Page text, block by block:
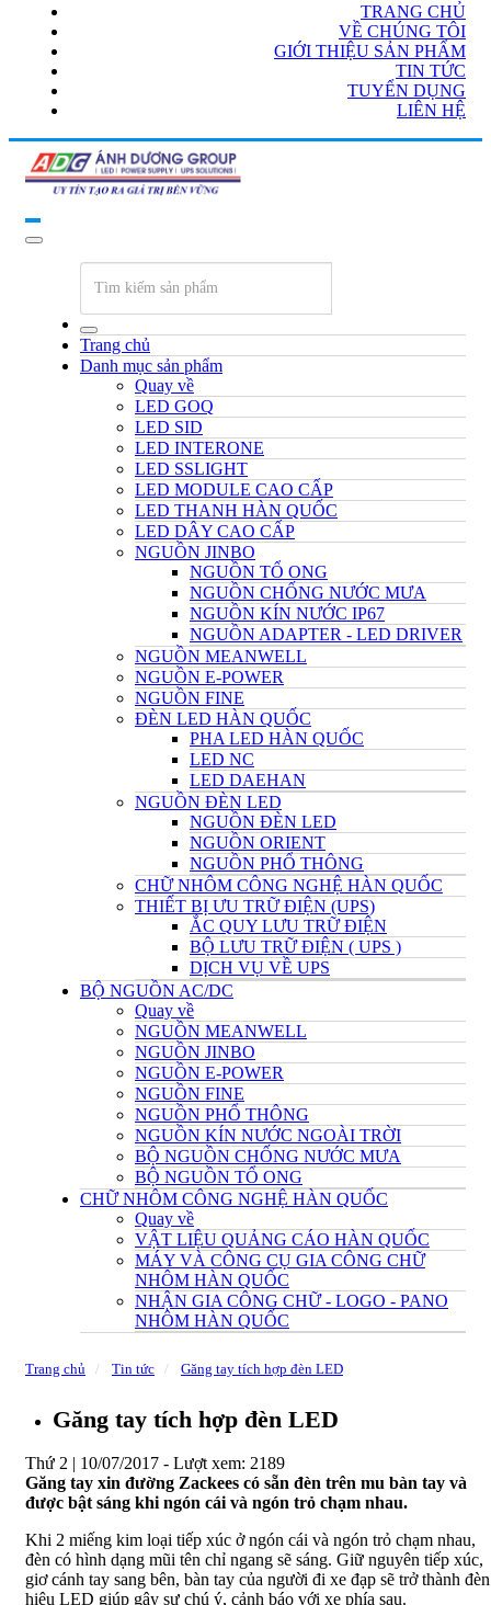
TRANG CHỦ
VỀ CHÚNG TÔI
GIỚI THIỆU SẢN PHẨM
TIN TỨC
TUYỂN DỤNG
LIÊN HỆ
Trang chủ
Danh mục sản phẩm
Quay về
LED GOQ
LED SID
LED INTERONE
LED SSLIGHT
LED MODULE CAO CẤP
LED THANH HÀN QUỐC
LED DÂY CAO CẤP
NGUỒN JINBO
NGUỒN TỔ ONG
NGUỒN CHỐNG NƯỚC MƯA
NGUỒN KÍN NƯỚC IP67
NGUỒN ADAPTER - LED DRIVER
NGUỒN MEANWELL
NGUỒN E-POWER
NGUỒN FINE
ĐÈN LED HÀN QUỐC
PHA LED HÀN QUỐC
LED NC
LED DAEHAN
NGUỒN ĐÈN LED
NGUỒN ĐÈN LED
NGUỒN ORIENT
NGUỒN PHỔ THÔNG
CHỮ NHÔM CÔNG NGHỆ HÀN QUỐC
THIẾT BỊ ƯU TRỮ ĐIỆN (UPS)
ẮC QUY LƯU TRỮ ĐIỆN
BỘ LƯU TRỮ ĐIỆN ( UPS )
DỊCH VỤ VỀ UPS
BỘ NGUỒN AC/DC
Quay về
NGUỒN MEANWELL
NGUỒN JINBO
NGUỒN E-POWER
NGUỒN FINE
NGUỒN PHỔ THÔNG
NGUỒN KÍN NƯỚC NGOÀI TRỜI
BỘ NGUỒN CHỐNG NƯỚC MƯA
BỘ NGUỒN TỔ ONG
CHỮ NHÔM CÔNG NGHỆ HÀN QUỐC
Quay về
VẬT LIỆU QUẢNG CÁO HÀN QUỐC
MÁY VÀ CÔNG CỤ GIA CÔNG CHỮ
NHÔM HÀN QUỐC
NHẬN GIA CÔNG CHỮ - LOGO - PANO
NHÔM HÀN QUỐC
Trang chủ Tin tức Găng tay tích hợp đèn LED
Găng tay tích hợp đèn LED
Thứ 2 | 10/07/2017 - Lượt xem: 2189
Găng tay xin đường Zackees có sẵn đèn trên mu bàn tay và
được bật sáng khi ngón cái và ngón trỏ chạm nhau.
Khi 2 miếng kim loại tiếp xúc ở ngón cái và ngón trỏ chạm nhau,
đèn có hình dạng mũi tên chỉ ngang sẽ sáng. Giữ nguyên tiếp xúc,
giơ cánh tay sang bên, bàn tay của người đi xe đạp sẽ trở thành đèn
hiệu LED giúp gây sự chú ý, cảnh báo với xe phía sau.